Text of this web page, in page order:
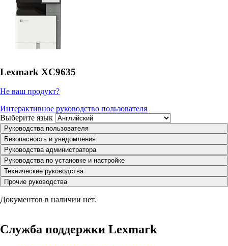
Lexmark XC9635
Не ваш продукт?
Интерактивное руководство пользователя
Выберите язык
Руководства пользователя
Безопасность и уведомления
Руководства администратора
Руководства по установке и настройке
Технические руководства
Прочие руководства
Документов в наличии нет.
Служба поддержки Lexmark